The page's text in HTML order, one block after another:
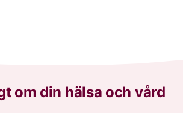
om din hälsa och vård